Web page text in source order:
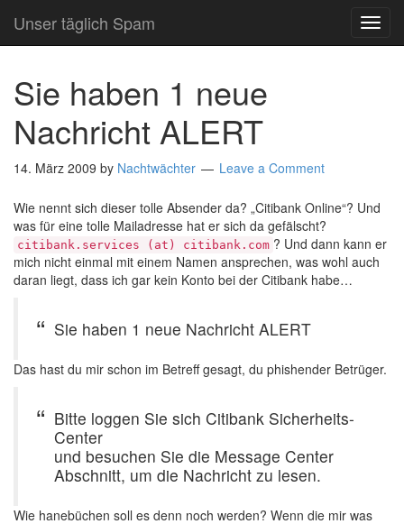
Unser täglich Spam
Sie haben 1 neue
Nachricht ALERT
14. März 2009 by Nachtwächter Leave a Comment
Wie nennt sich dieser tolle Absender da? „Citibank Online“? Und
was für eine tolle Mailadresse hat er sich da gefälscht?
citibank.services (at) citibank.com ? Und dann kann er
mich nicht einmal mit einem Namen ansprechen, was wohl auch
daran liegt, dass ich gar kein Konto bei der Citibank habe…
Sie haben 1 neue Nachricht ALERT
Das hast du mir schon im Betreff gesagt, du phishender Betrüger.
Bitte loggen Sie sich Citibank Sicherheits-
Center
und besuchen Sie die Message Center
Abschnitt, um die Nachricht zu lesen.
Wie hanebüchen soll es denn noch werden? Wenn die mir was